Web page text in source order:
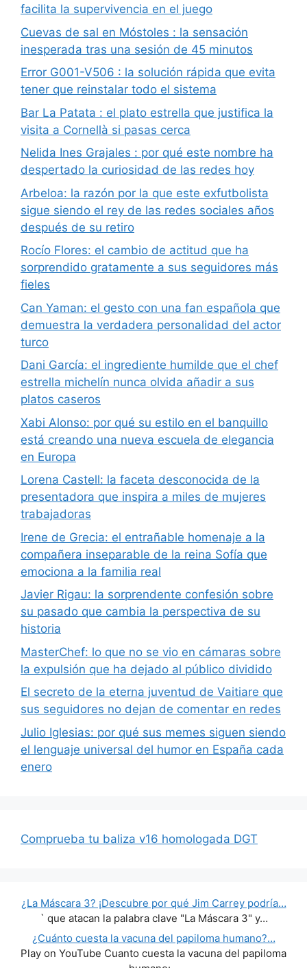
facilita la supervivencia en el juego
Cuevas de sal en Móstoles : la sensación
inesperada tras una sesión de 45 minutos
Error G001-V506 : la solución rápida que evita
tener que reinstalar todo el sistema
Bar La Patata : el plato estrella que justifica la
visita a Cornellà si pasas cerca
Nelida Ines Grajales : por qué este nombre ha
despertado la curiosidad de las redes hoy
Arbeloa: la razón por la que este exfutbolista
sigue siendo el rey de las redes sociales años
después de su retiro
Rocío Flores: el cambio de actitud que ha
sorprendido gratamente a sus seguidores más
fieles
Can Yaman: el gesto con una fan española que
demuestra la verdadera personalidad del actor
turco
Dani García: el ingrediente humilde que el chef
estrella michelín nunca olvida añadir a sus
platos caseros
Xabi Alonso: por qué su estilo en el banquillo
está creando una nueva escuela de elegancia
en Europa
Lorena Castell: la faceta desconocida de la
presentadora que inspira a miles de mujeres
trabajadoras
Irene de Grecia: el entrañable homenaje a la
compañera inseparable de la reina Sofía que
emociona a la familia real
Javier Rigau: la sorprendente confesión sobre
su pasado que cambia la perspectiva de su
historia
MasterChef: lo que no se vio en cámaras sobre
la expulsión que ha dejado al público dividido
El secreto de la eterna juventud de Vaitiare que
sus seguidores no dejan de comentar en redes
Julio Iglesias: por qué sus memes siguen siendo
el lenguaje universal del humor en España cada
enero
Comprueba tu baliza v16 homologada DGT
¿La Máscara 3? ¡Descubre por qué Jim Carrey podría…
` que atacan la palabra clave "La Máscara 3" y…
¿Cuánto cuesta la vacuna del papiloma humano?…
Play on YouTube Cuanto cuesta la vacuna del papiloma